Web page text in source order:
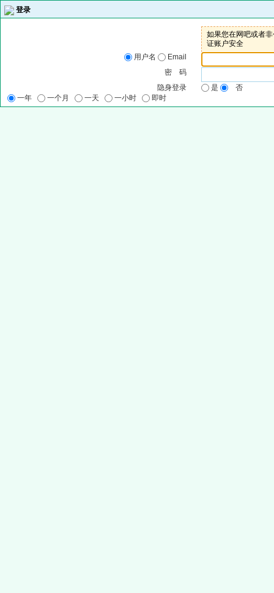
登录
如果您在网吧或者
证账户安全
用户名
Email
密 码
隐身登录
是
否
一年
一个月 一天 一小时 即时